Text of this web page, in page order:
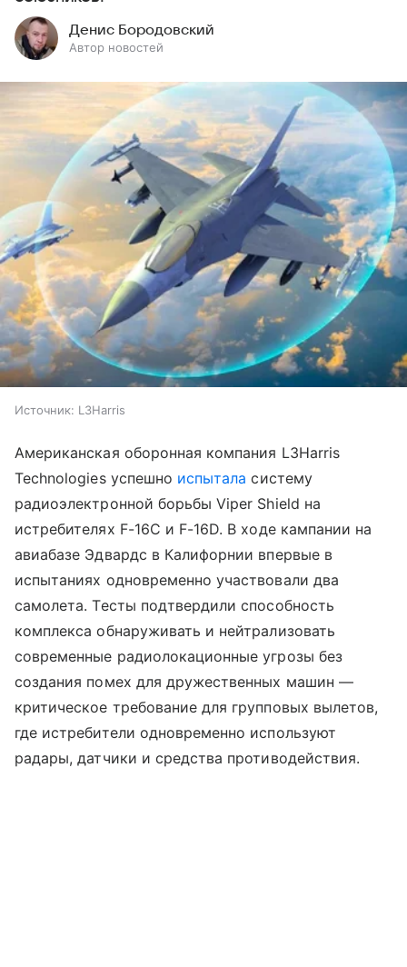
Денис Бородовский
Автор новостей
Источник: L3Harris
Американская оборонная компания L3Harris
Technologies успешно испытала систему
радиоэлектронной борьбы Viper Shield на
истребителях F-16C и F-16D. В ходе кампании на
авиабазе Эдвардс в Калифорнии впервые в
испытаниях одновременно участвовали два
самолета. Тесты подтвердили способность
комплекса обнаруживать и нейтрализовать
современные радиолокационные угрозы без
создания помех для дружественных машин —
критическое требование для групповых вылетов,
где истребители одновременно используют
радары, датчики и средства противодействия.